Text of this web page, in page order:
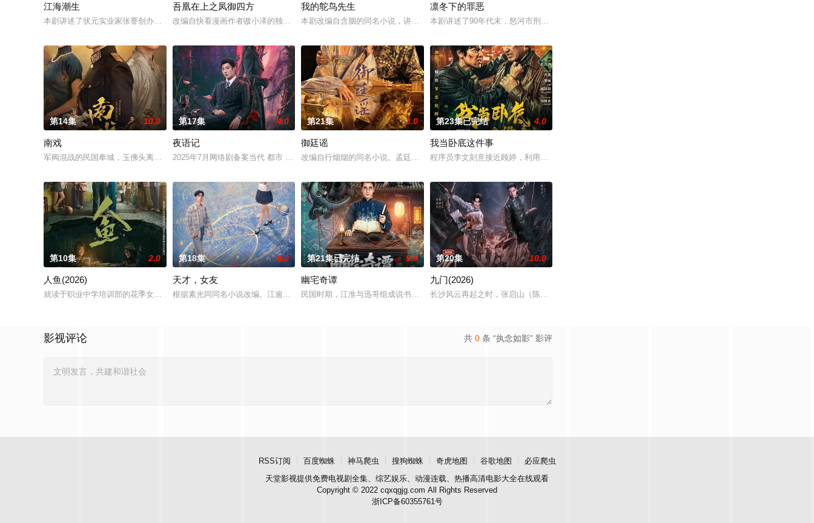
江海潮生
本剧讲述了状元实业家张謇创办大生企业，实业报国的故事。甲午战争后，国家蒙羞，张謇虽高中状元，却渴望寻求强国之路。他毅然弃政从商，殚精竭虑，创
吾凰在上之凤御四方
改编自快看漫画作者嗷小泽的独家连载漫画《吾凰在上》。现代少女奚圆（姜贞羽 饰）因意外踏入玄机界，继而卷入虎云国内乱的漩涡，身陷重重危机，而在
我的鸵鸟先生
本剧改编自含胭的同名小说，讲述了邻家女孩庞倩（苏晓彤 饰）与童年时因一场意外落下身体残缺的少年顾铭夕（何洛洛 饰）的成长印记与深深联
凛冬下的罪恶
本剧讲述了90年代末，怒河市刑侦支队在无普及监控、无DNA鉴定技术的支持下，通过摸排、勘查等传统刑
第14集 10.0
南戏
军阀混战的民国奉城，玉佛头离奇失窃，戏班主横尸戏台，将冷血少帅许又安与昆曲名伶荣筱楠推向不死不休的对立绝境。而他们不知，对方正是自己苦寻多年
第17集 4.0
夜语记
2025年7月网络剧备案当代 都市 海南越酷文化传媒有限公司
第21集 3.0
御廷谣
改编自行烟烟的同名小说。孟廷辉，大平王朝有史以来个以女子进士科三元及第入翰林院的奇女子。十年前的她被他从死人堆里救出来，蓬头垢面
第23集已完结 4.0
我当卧底这件事
程序员李文刻意接近顾婷，利用顾炎女儿奴的属性，请求老炮儿顾炎带自己用程序员身份卧底电诈集团以求查
第10集 2.0
人鱼(2026)
就读于职业中学培训部的花季女生苏琳（黄杨钿甜 饰），虽自小被父母忽视，在艰苦环境中长大，但她始终刻苦学习，憧憬未来。为此，苏琳苦练口语并争取
第18集 6.0
天才，女友
根据素光同同名小说改编。江逾白长大以后，林知夏忽然对他说：“江逾白，我喜欢你，哲学和生物学意义上的喜欢。”那个夜晚，他脸颊微热，还听见自己加
第21集已完结 9.0
幽宅奇谭
民国时期，江淮与迅哥组成说书班子，偶遇“白天人住屋，晚上鬼占房”的阴阳宅，江淮被掳走配“阴婚”。他与女探长穆英搭档，侦破阎王娶亲、五鬼
第20集 10.0
九门(2026)
长沙风云再起之时，张启山（陈伟霆 饰）与吴老狗（曾舜晞 饰）强强联手，携手霍仙姑（陈瑶 饰）与九门诸
共 0 条 “执念如影” 影评
影视评论
RSS订阅 百度蜘蛛 神马爬虫 搜狗蜘蛛 奇虎地图 谷歌地图
必应爬虫
天堂影视提供免费电视剧全集、综艺娱乐、动漫连载、热播高清电影大全在线观看
Copyright © 2022 cqxqgjg.com All Rights Reserved
浙ICP备60355761号